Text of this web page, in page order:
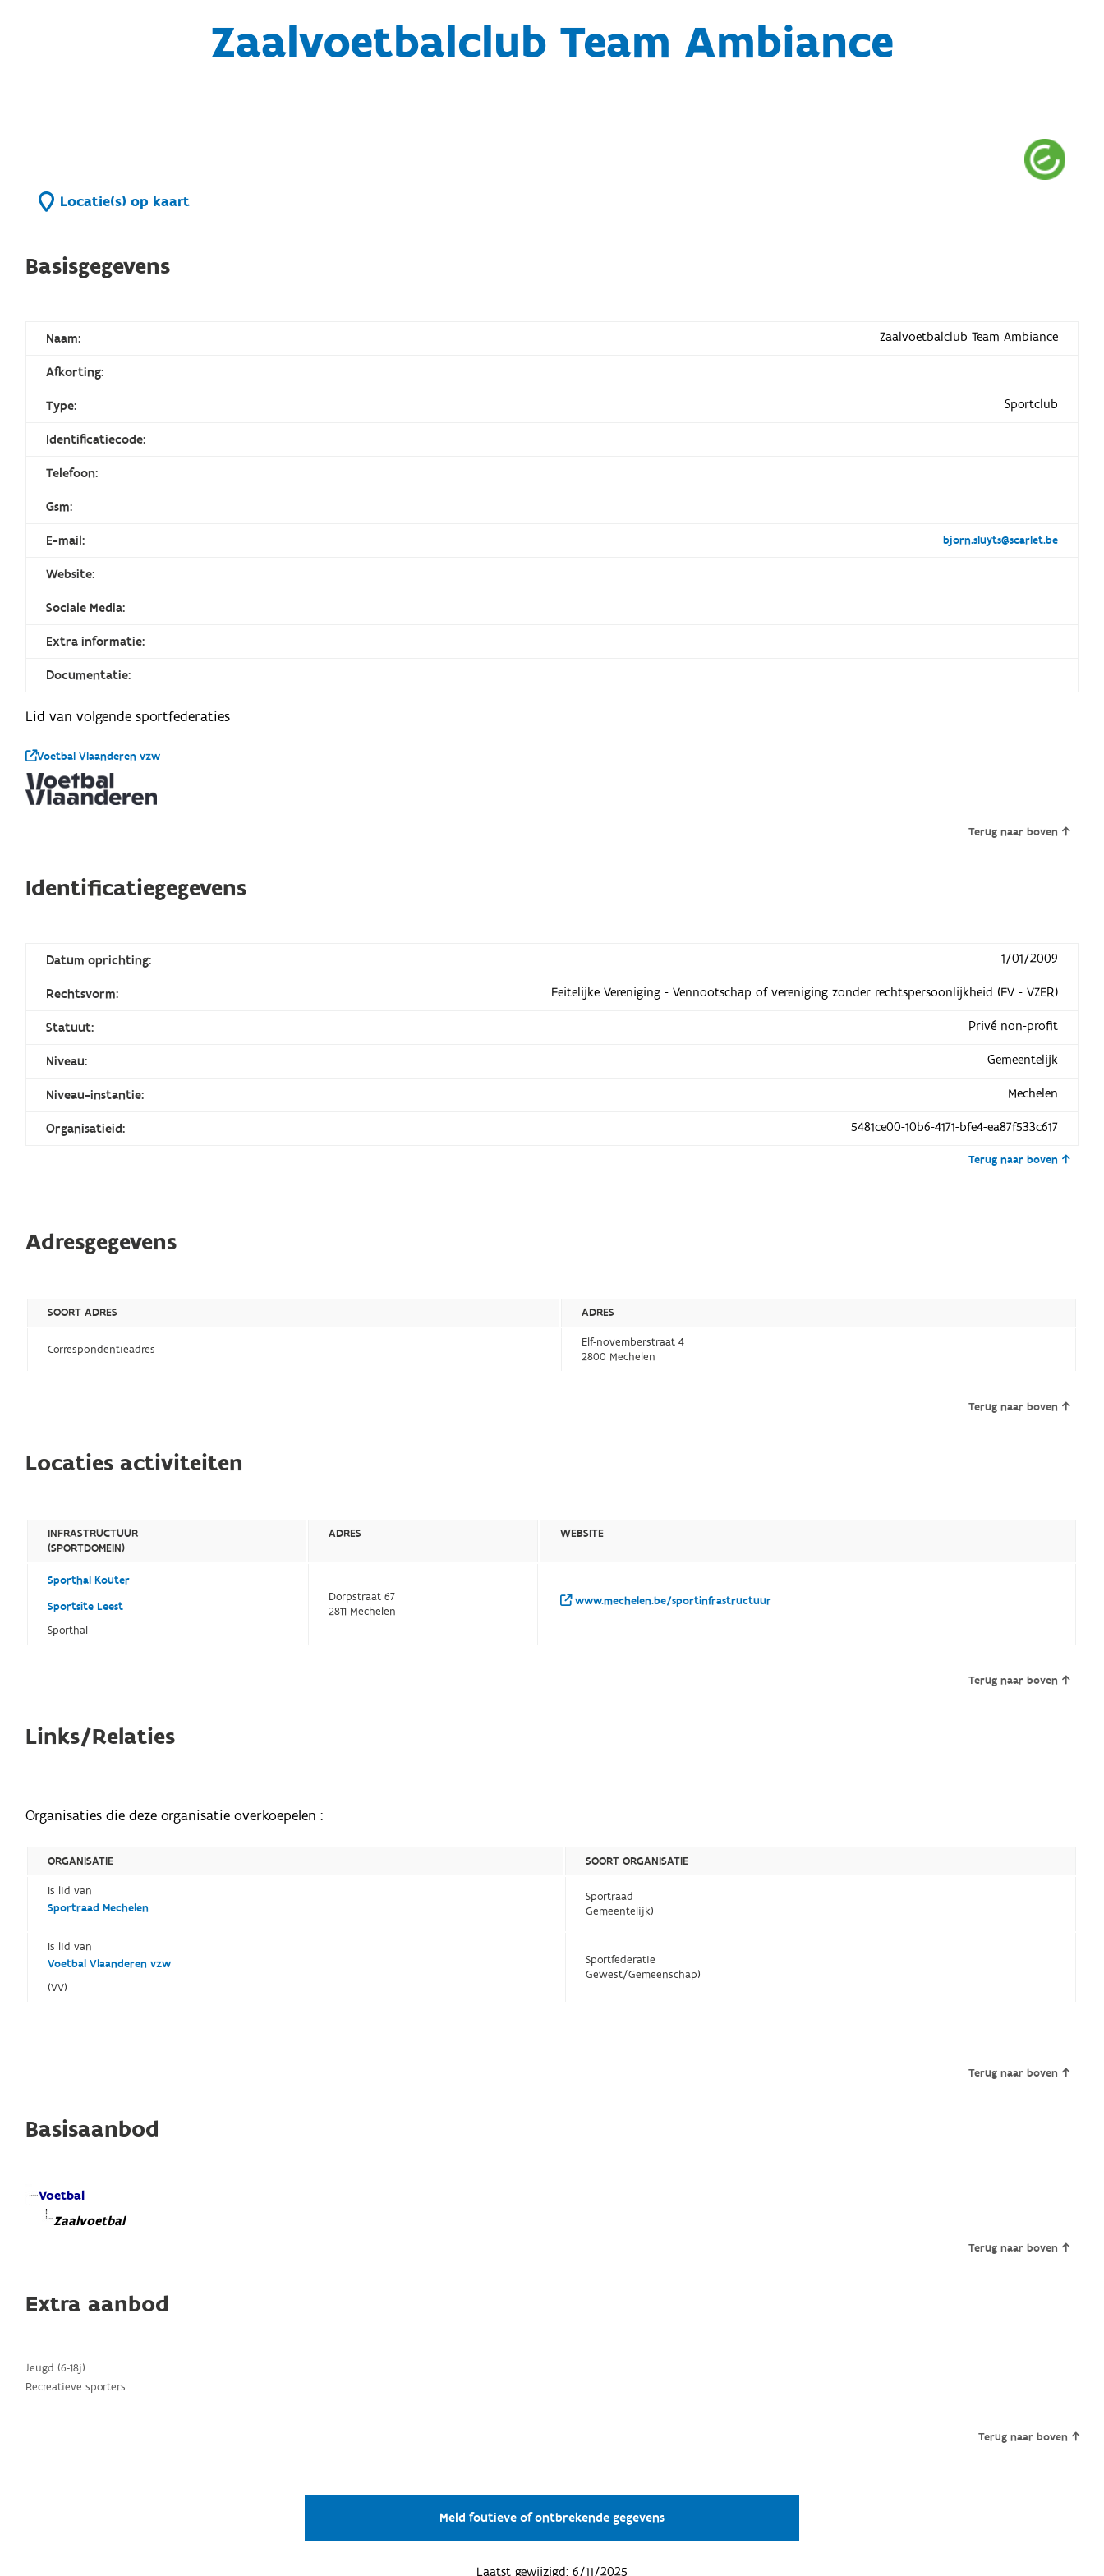
Zaalvoetbalclub Team Ambiance
Locatie(s) op kaart
Basisgegevens
Naam: Zaalvoetbalclub Team Ambiance
Afkorting:
Type: Sportclub
Identificatiecode:
Telefoon:
Gsm:
E-mail: bjorn.sluyts@scarlet.be
Website:
Sociale Media:
Extra informatie:
Documentatie:
Lid van volgende sportfederaties
Voetbal Vlaanderen vzw
Terug naar boven
Identificatiegegevens
Datum oprichting: 1/01/2009
Rechtsvorm: Feitelijke Vereniging - Vennootschap of vereniging zonder rechtspersoonlijkheid (FV - VZER)
Statuut: Privé non-profit
Niveau: Gemeentelijk
Niveau-instantie: Mechelen
Organisatieid: 5481ce00-10b6-4171-bfe4-ea87f533c617
Terug naar boven
Adresgegevens
SOORT ADRES ADRES
Correspondentieadres
Elf-novemberstraat 4
2800 Mechelen
Terug naar boven
Locaties activiteiten
INFRASTRUCTUUR
(SPORTDOMEIN)
ADRES WEBSITE
Sporthal Kouter
Sportsite Leest
Sporthal
Dorpstraat 67
2811 Mechelen
www.mechelen.be/sportinfrastructuur
Terug naar boven
Links/Relaties
Organisaties die deze organisatie overkoepelen :
ORGANISATIE
SOORT ORGANISATIE
Is lid van
Sportraad Mechelen
Sportraad
Gemeentelijk)
Is lid van
Voetbal Vlaanderen vzw
(VV)
Sportfederatie
Gewest/Gemeenschap)
Terug naar boven
Basisaanbod
Voetbal
Zaalvoetbal
Terug naar boven
Extra aanbod
Jeugd (6-18j)
Recreatieve sporters
Terug naar boven
Meld foutieve of ontbrekende gegevens
Laatst gewijzigd: 6/11/2025